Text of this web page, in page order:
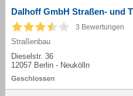
Dalhoff GmbH Straßen- und
3 Bewertungen
Straßenbau
Dieselstr. 36
12057 Berlin - Neukölln